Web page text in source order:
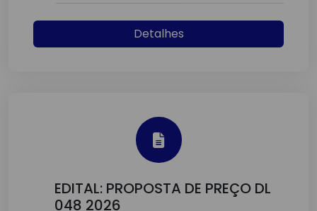
Detalhes
EDITAL: PROPOSTA DE PREÇO DL
048 2026